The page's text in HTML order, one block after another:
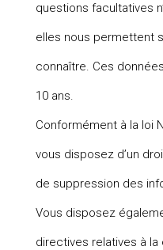
questions facultatives
elles nous permettent
connaître. Ces
10 ans.
Conformément à la loi
vous disposez d’un
de suppression des
Vous disposez
directives relatives à la